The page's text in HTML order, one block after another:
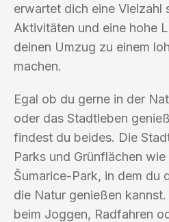
erwartet dich eine Vielzahl
Aktivitäten und eine hohe
deinen Umzug zu einem
machen.
Egal ob du gerne in der
oder das Stadtleben
findest du beides. Die
Parks und Grünflächen
Šumarice-Park, in dem du
die Natur genießen
beim Joggen, Radfahren